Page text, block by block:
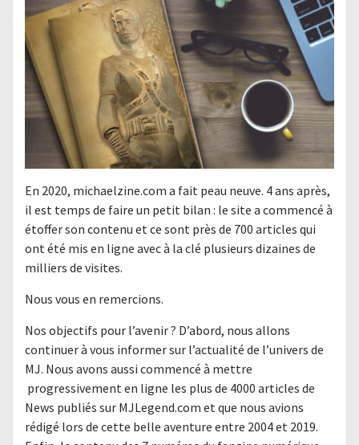
En 2020, michaelzine.com a fait peau neuve. 4 ans après,
il est temps de faire un petit bilan : le site a commencé à
étoffer son contenu et ce sont près de 700 articles qui
ont été mis en ligne avec à la clé plusieurs dizaines de
milliers de visites.
Nous vous en remercions.
Nos objectifs pour l’avenir ? D’abord, nous allons
continuer à vous informer sur l’actualité de l’univers de
MJ. Nous avons aussi commencé à mettre
progressivement en ligne les plus de 4000 articles de
News publiés sur MJLegend.com et que nous avions
rédigé lors de cette belle aventure entre 2004 et 2019.